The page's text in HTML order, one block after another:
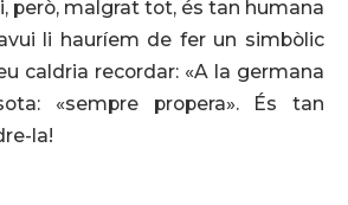
però, malgrat tot, és tan humana
li hauríem de fer un simbòlic
caldria recordar: «A la germana
«sempre propera». És tan
la!